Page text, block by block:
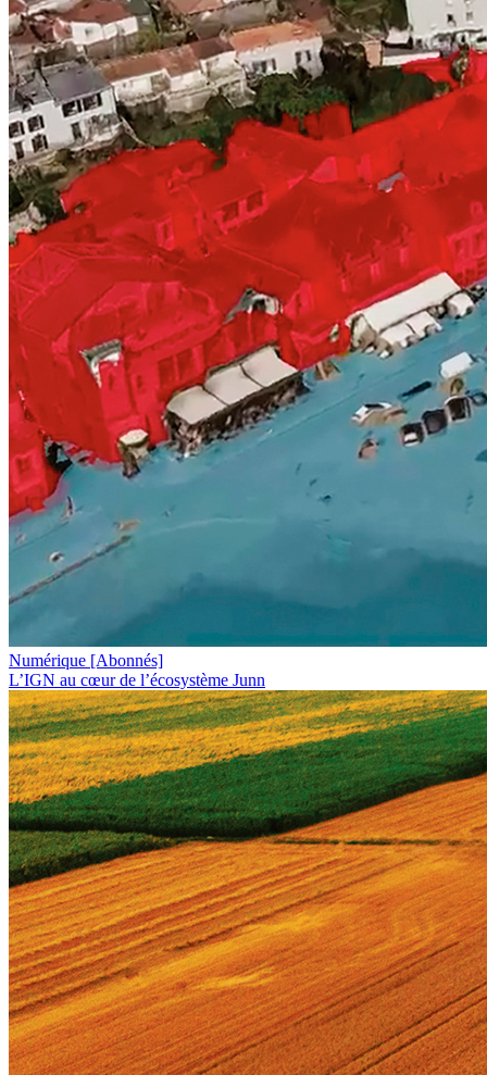
Numérique [Abonnés]
L’IGN au cœur de l’écosystème Junn